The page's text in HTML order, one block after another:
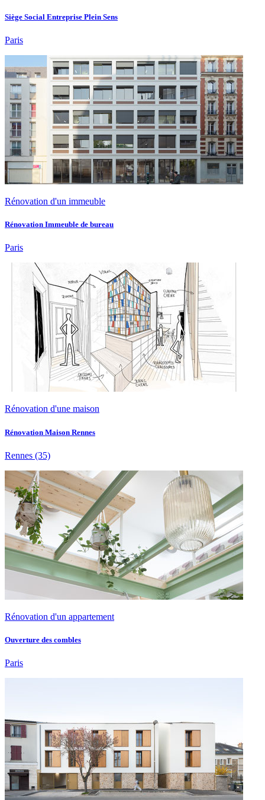
Siège Social Entreprise Plein Sens
Paris
Rénovation d'un immeuble
Rénovation Immeuble de bureau
Paris
Rénovation d'une maison
Rénovation Maison Rennes
Rennes (35)
Rénovation d'un appartement
Ouverture des combles
Paris